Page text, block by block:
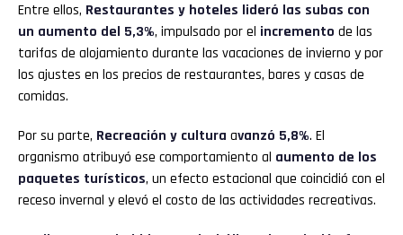
Entre ellos, Restaurantes y hoteles lideró las subas con
un aumento del 5,3%, impulsado por el incremento de las
tarifas de alojamiento durante las vacaciones de invierno y por
los ajustes en los precios de restaurantes, bares y casas de
comidas.
Por su parte, Recreación y cultura avanzó 5,8%. El
organismo atribuyó ese comportamiento al aumento de los
paquetes turísticos, un efecto estacional que coincidió con el
receso invernal y elevó el costo de las actividades recreativas.